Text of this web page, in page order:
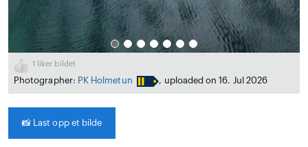
1 liker bildet
Photographer: PK Holmetun , uploaded on 16. Jul 2026
📸 Last opp et bilde